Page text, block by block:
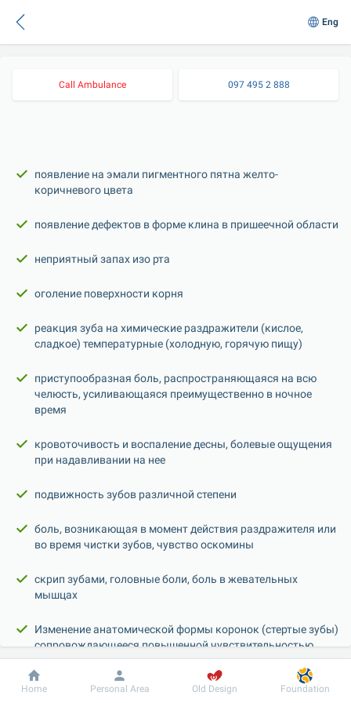
Eng
Call Ambulance 097 495 2 888
появление на эмали пигментного пятна желто-
коричневого цвета
появление дефектов в форме клина в пришеечной области
неприятный запах изо рта
оголение поверхности корня
реакция зуба на химические раздражители (кислое,
сладкое) температурные (холодную, горячую пищу)
приступообразная боль, распространяющаяся на всю
челюсть, усиливающаяся преимущественно в ночное
время
кровоточивость и воспаление десны, болевые ощущения
при надавливании на нее
подвижность зубов различной степени
боль, возникающая в момент действия раздражителя или
во время чистки зубов, чувство оскомины
скрип зубами, головные боли, боль в жевательных
мышцах
Изменение анатомической формы коронок (стертые зубы)
сопровождающееся повышенной чувствительностью
зубов
Хруст или щелчок при закрывании и широком
Dobrobut Information For patient
Home Personal Area Old Design Foundation